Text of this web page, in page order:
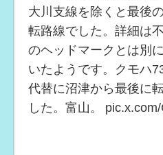
大川支線を除くと最後
転路線でした。詳細は
のヘッドマークとは別
いたようです。クモハ
代替に沼津から最後に
した。富山。